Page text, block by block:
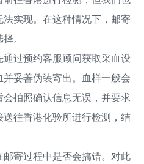
实现。在这种情况下，邮寄
。
过预约客服顾问获取采血设
妥善伪装寄出。血样一般会
拍照确认信息无误，并要求
往香港化验所进行检测，结
寄过程中是否会搞错。对此